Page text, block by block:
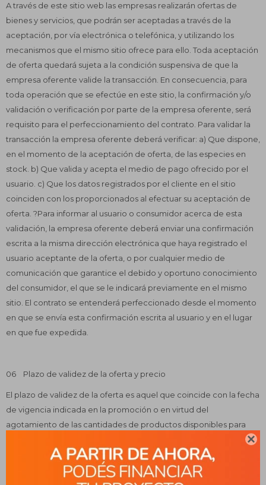

A través de este sitio web las empresas realizarán ofertas de
bienes y servicios, que podrán ser aceptadas a través de la
aceptación, por vía electrónica o telefónica, y utilizando los
mecanismos que el mismo sitio ofrece para ello. Toda aceptación
de oferta quedará sujeta a la condición suspensiva de que la
empresa oferente valide la transacción. En consecuencia, para
toda operación que se efectúe en este sitio, la confirmación y/o
validación o verificación por parte de la empresa oferente, será
requisito para el perfeccionamiento del contrato. Para validar la
transacción la empresa oferente deberá verificar: a) Que dispone,
en el momento de la aceptación de oferta, de las especies en
stock. b) Que valida y acepta el medio de pago ofrecido por el
usuario. c) Que los datos registrados por el cliente en el sitio
coinciden con los proporcionados al efectuar su aceptación de
oferta. ?Para informar al usuario o consumidor acerca de esta
validación, la empresa oferente deberá enviar una confirmación
escrita a la misma dirección electrónica que haya registrado el
usuario aceptante de la oferta, o por cualquier medio de
comunicación que garantice el debido y oportuno conocimiento
del consumidor, el que se le indicará previamente en el mismo
sitio. El contrato se entenderá perfeccionado desde el momento
en que se envía esta confirmación escrita al usuario y en el lugar
en que fue expedida.
06 Plazo de validez de la oferta y precio
El plazo de validez de la oferta es aquel que coincide con la fecha
de vigencia indicada en la promoción o en virtud del
agotamiento de las cantidades de productos disponibles para
Los precios de los productos y servicios disponibles en este sitio,
mientras aparezcan en él, solo tendrán vigencia y aplicación en